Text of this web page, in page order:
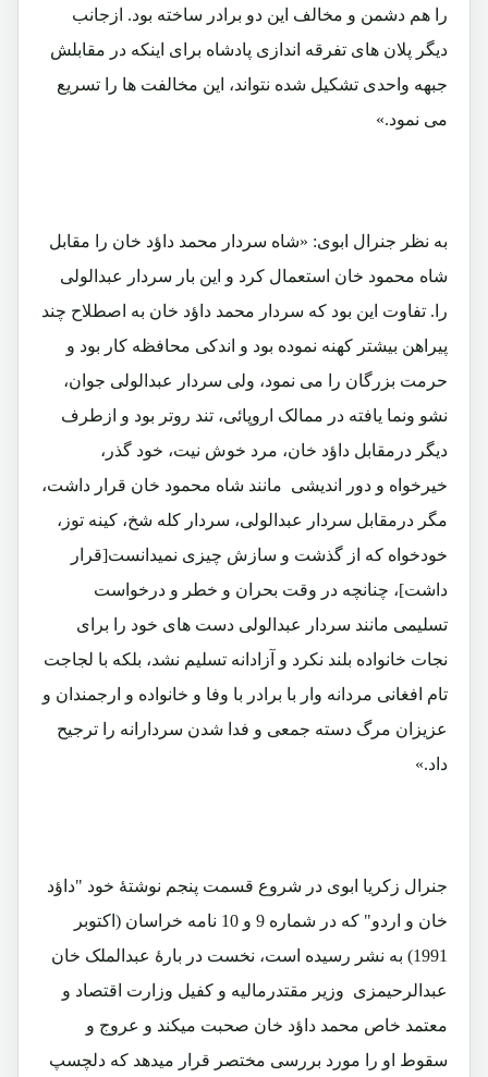
را هم دشمن و مخالف این دو برادر ساخته بود. ازجانب
دیگر پلان های تفرقه اندازی پادشاه برای اینکه در مقابلش
جبهه واحدی تشکیل شده نتواند، این مخالفت ها را تسریع
می نمود.»
به نظر جنرال ابوی: «شاه سردار محمد داؤد خان را مقابل
شاه محمود خان استعمال کرد و این بار سردار عبدالولی
را. تفاوت این بود که سردار محمد داؤد خان به اصطلاح چند
پیراهن بیشتر کهنه نموده بود و اندکی محافظه کار بود و
حرمت بزرگان را می نمود، ولی سردار عبدالولی جوان،
نشو ونما یافته در ممالک اروپائی، تند روتر بود و ازطرف
دیگر درمقابل داؤد خان، مرد خوش نیت، خود گذر،
خیرخواه و دور اندیشی مانند شاه محمود خان قرار داشت،
مگر درمقابل سردار عبدالولی، سردار کله شخ، کینه توز،
خودخواه که از گذشت و سازش چیزی نمیدانست[قرار
داشت]، چنانچه در وقت بحران و خطر و درخواست
تسلیمی مانند سردار عبدالولی دست های خود را برای
نجات خانواده بلند نکرد و آزادانه تسلیم نشد، بلکه با لجاجت
تام افغانی مردانه وار با برادر با وفا و خانواده و ارجمندان و
عزیزان مرگ دسته جمعی و فدا شدن سردارانه را ترجیح
داد.»
جنرال زکریا ابوی در شروع قسمت پنجم نوشتۀ خود "داؤد
خان و اردو" که در شماره 9 و 10 نامه خراسان (اکتوبر
1991) به نشر رسیده است، نخست در بارۀ عبدالملک خان
عبدالرحیمزی وزیر مقتدرمالیه و کفیل وزارت اقتصاد و
معتمد خاص محمد داؤد خان صحبت میکند و عروج و
سقوط او را مورد بررسی مختصر قرار میدهد که دلچسپ